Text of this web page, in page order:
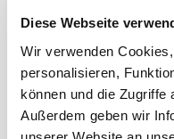
Diese Webseite
Wir verwenden
personalisieren,
können und die Zugriffe
Außerdem geben wir
unserer Website an
Allgemeine